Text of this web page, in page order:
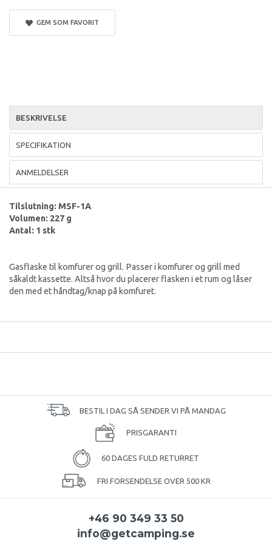
GEM SOM FAVORIT
BESKRIVELSE
SPECIFIKATION
ANMELDELSER
Tilslutning: MSF-1A
Volumen: 227 g
Antal: 1 stk
Gasflaske til komfurer og grill. Passer i komfurer og grill med
såkaldt kassette. Altså hvor du placerer flasken i et rum og låser
den med et håndtag/knap på komfuret.
BESTIL I DAG SÅ SENDER VI PÅ MANDAG
PRISGARANTI
60 DAGES FULD RETURRET
FRI FORSENDELSE OVER 500 KR
+46 90 349 33 50
info@getcamping.se